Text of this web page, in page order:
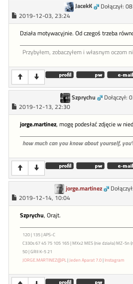
JacekK
Dołączył:
2019-12-03, 23:24
Działa motywacyjnie. Od czegoś trzeba
Przybyłem, zobaczyłem i własnym oczom
Szprychu
Dołączył:
2019-12-13, 22:30
jorge.martinez, mogę podesłać zdjęcie w
how much can you know about yourself,
jorge.martinez
2019-12-14, 10:04
Szprychu, Orajt.
120 | 135 | APS-C
C330s 67 45 75 105 165 | MXx2 MES (nie działa) MZ-5n
50 | GRII K-5 21
JORGE.MARTINEZ@PL | Jeden Aparat 7.0|Instagram